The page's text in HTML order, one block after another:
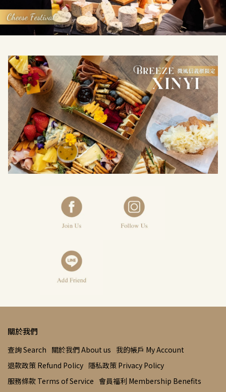
關於我們
查詢 Search 關於我們 About us 我的帳戶 My Account
退款政策 Refund Policy 隱私政策 Privacy Policy
服務條款 Terms of Service 會員福利 Membership Benefits